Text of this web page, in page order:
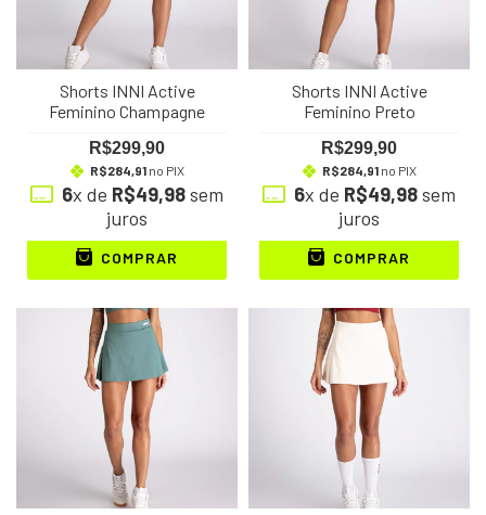
Shorts INNI Active
Feminino Champagne
R$299,90
R$284,91no PIX
6x de R$49,98sem
juros
COMPRAR
Shorts INNI Active
Feminino Preto
R$299,90
R$284,91no PIX
6x de R$49,98sem
juros
COMPRAR